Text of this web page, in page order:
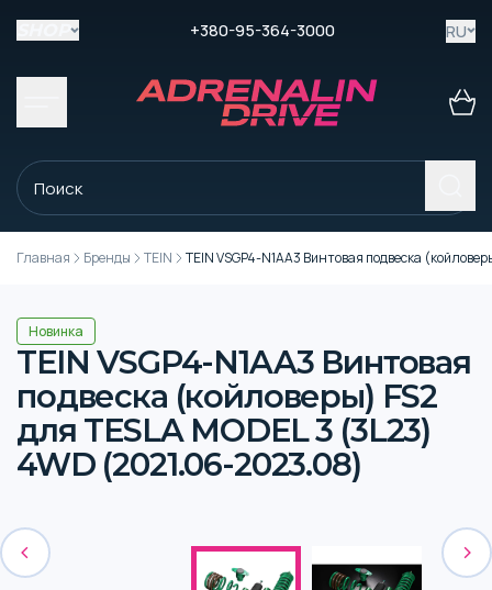
+380-95-364-3000 RU
Главная Бренды TEIN TEIN VSGP4-N1AA3 Винтовая подвеска
Новинка
TEIN VSGP4-N1AA3 Винтовая
подвеска (койловеры) FS2
для TESLA MODEL 3 (3L23)
4WD (2021.06-2023.08)